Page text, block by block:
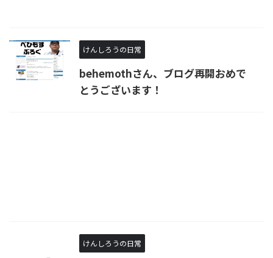
けんしろうの日常
behemothさん、ブログ再開おめで
とうございます！
けんしろうの日常